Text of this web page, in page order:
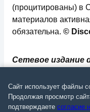
Сетевое издание
надзору в сфере
технологий и
(Роскомнадзор).
(процитированы) в
материалов
обязательна. ©
Сайт использует файлы
Продолжая просмотр
подтверждаете согласие